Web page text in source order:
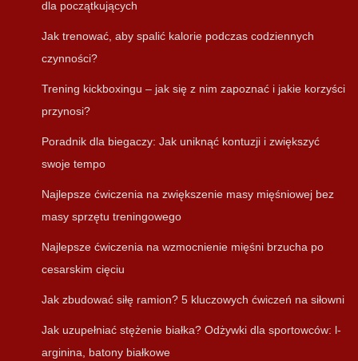
dla początkujących
Jak trenować, aby spalić kalorie podczas codziennych
czynności?
Trening kickboxingu – jak się z nim zapoznać i jakie korzyści
przynosi?
Poradnik dla biegaczy: Jak uniknąć kontuzji i zwiększyć
swoje tempo
Najlepsze ćwiczenia na zwiększenie masy mięśniowej bez
masy sprzętu treningowego
Najlepsze ćwiczenia na wzmocnienie mięśni brzucha po
cesarskim cięciu
Jak zbudować siłę ramion? 5 kluczowych ćwiczeń na siłowni
Jak uzupełniać stężenie białka? Odżywki dla sportowców: l-
arginina, batony białkowe